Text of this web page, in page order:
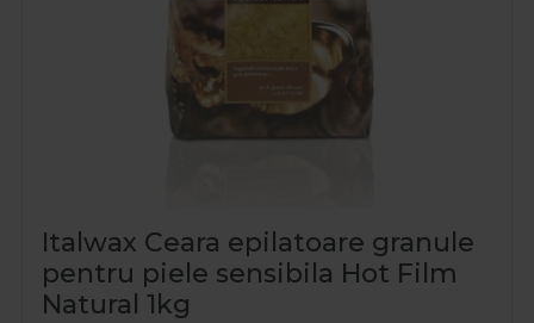
Italwax Ceara epilatoare granule
pentru piele sensibila Hot Film
Natural 1kg